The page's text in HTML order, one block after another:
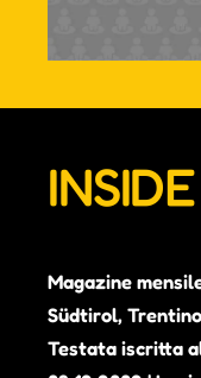
Magazine
Südtirol,
Testata iscritta